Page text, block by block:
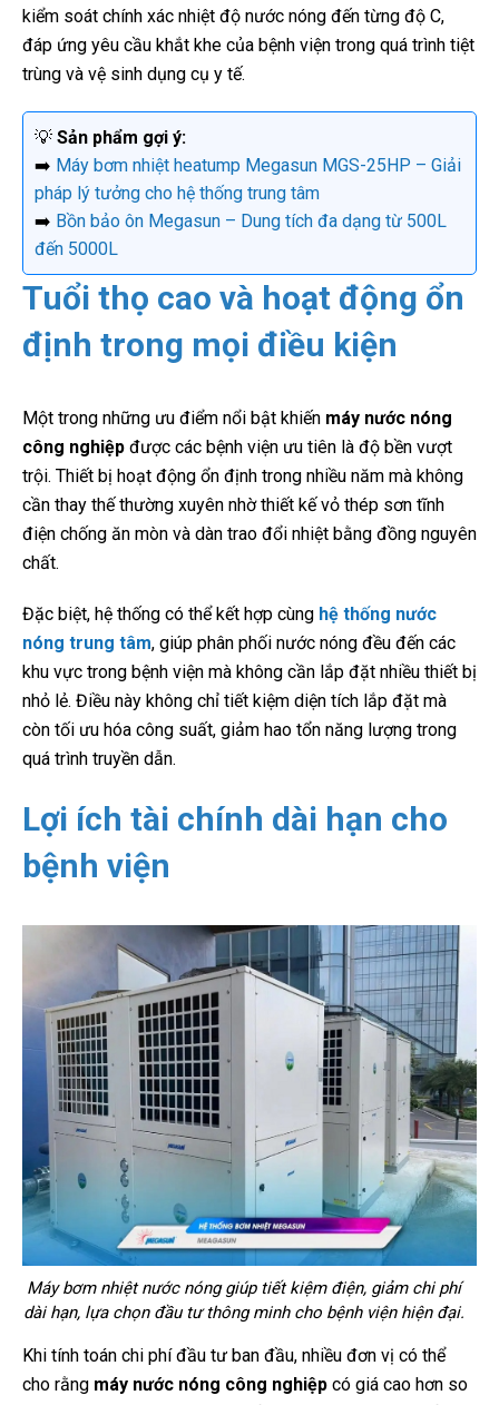
kiểm soát chính xác nhiệt độ nước nóng đến từng độ C,
đáp ứng yêu cầu khắt khe của bệnh viện trong quá trình tiệt
trùng và vệ sinh dụng cụ y tế.
💡 Sản phẩm gợi ý:
➡️ Máy bơm nhiệt heatump Megasun MGS-25HP – Giải
pháp lý tưởng cho hệ thống trung tâm
➡️ Bồn bảo ôn Megasun – Dung tích đa dạng từ 500L
đến 5000L
Tuổi thọ cao và hoạt động ổn
định trong mọi điều kiện
Một trong những ưu điểm nổi bật khiến máy nước nóng
công nghiệp được các bệnh viện ưu tiên là độ bền vượt
trội. Thiết bị hoạt động ổn định trong nhiều năm mà không
cần thay thế thường xuyên nhờ thiết kế vỏ thép sơn tĩnh
điện chống ăn mòn và dàn trao đổi nhiệt bằng đồng nguyên
chất.
Đặc biệt, hệ thống có thể kết hợp cùng hệ thống nước
nóng trung tâm, giúp phân phối nước nóng đều đến các
khu vực trong bệnh viện mà không cần lắp đặt nhiều thiết bị
nhỏ lẻ. Điều này không chỉ tiết kiệm diện tích lắp đặt mà
còn tối ưu hóa công suất, giảm hao tổn năng lượng trong
quá trình truyền dẫn.
Lợi ích tài chính dài hạn cho
bệnh viện
Máy bơm nhiệt nước nóng giúp tiết kiệm điện, giảm chi phí
dài hạn, lựa chọn đầu tư thông minh cho bệnh viện hiện đại.
Khi tính toán chi phí đầu tư ban đầu, nhiều đơn vị có thể
cho rằng máy nước nóng công nghiệp có giá cao hơn so